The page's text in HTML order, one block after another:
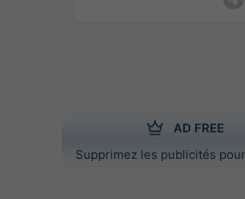
AD FREE
Supprimez les publicités